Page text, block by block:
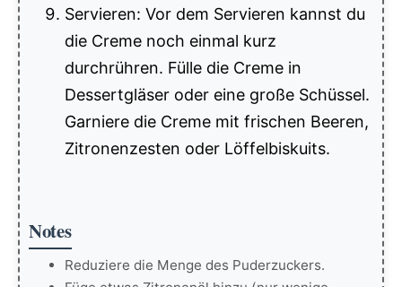
Servieren: Vor dem Servieren kannst du
die Creme noch einmal kurz
durchrühren. Fülle die Creme in
Dessertgläser oder eine große Schüssel.
Garniere die Creme mit frischen Beeren,
Zitronenzesten oder Löffelbiskuits.
Notes
Reduziere die Menge des Puderzuckers.